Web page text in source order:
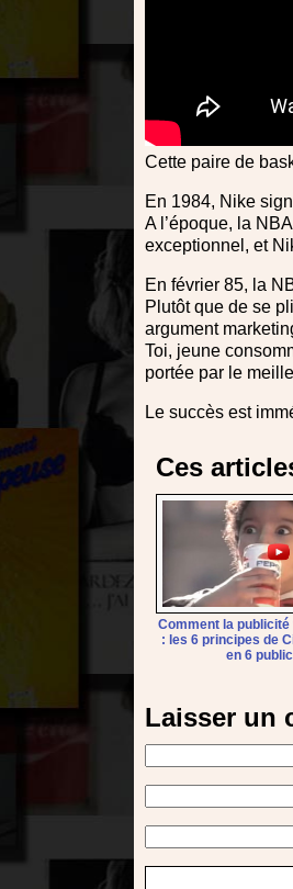
Cette paire de
En 1984, Nike
A l’époque, la
exceptionnel, et
En février 85, la
Plutôt que de se
argument
Toi, jeune
portée par le
Le succès est
Ces
Comment la
: les 6 principes de
en 6
Laisser un